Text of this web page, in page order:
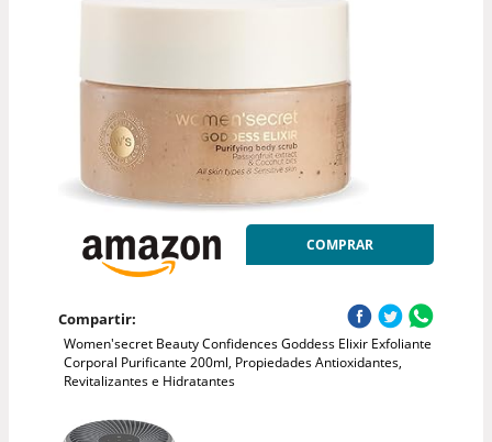
COMPRAR
Compartir:
Women'secret Beauty Confidences Goddess Elixir Exfoliante
Corporal Purificante 200ml, Propiedades Antioxidantes,
Revitalizantes e Hidratantes